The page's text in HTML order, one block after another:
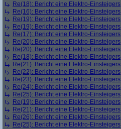
Re(18): Bericht eine Elektro-Einsteigers
Re(16): Bericht eine Elektro-Einsteigers
Re(19): Bericht eine Elektro-Einsteigers
Re(19): Bericht eine Elektro-Einsteigers
Re(17): Bericht eine Elektro-Einsteigers
Re(20): Bericht eine Elektro-Einsteigers
Re(20): Bericht eine Elektro-Einsteigers
Re(18): Bericht eine Elektro-Einsteigers
Re(21): Bericht eine Elektro-Einsteigers
Re(22): Bericht eine Elektro-Einsteigers
Re(23): Bericht eine Elektro-Einsteigers
Re(24): Bericht eine Elektro-Einsteigers
Re(25): Bericht eine Elektro-Einsteigers
Re(19): Bericht eine Elektro-Einsteigers
Re(21): Bericht eine Elektro-Einsteigers
Re(26): Bericht eine Elektro-Einsteigers
Re(25): Bericht eine Elektro-Einsteigers